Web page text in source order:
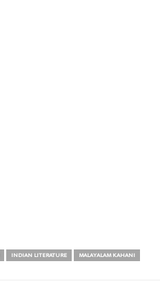
INDIAN LITERATURE
MALAYALAM KAHANI